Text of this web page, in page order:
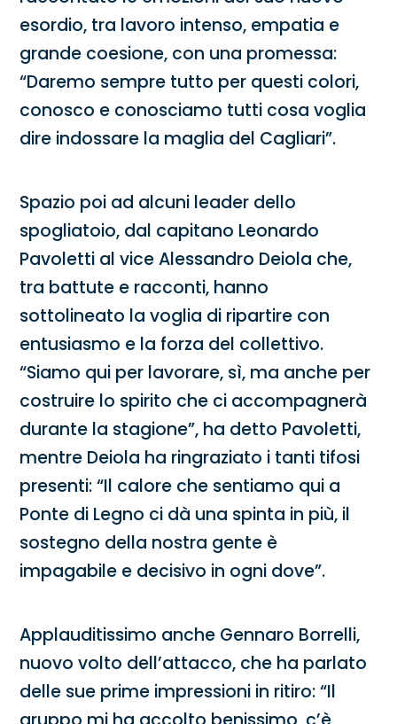
esordio, tra lavoro intenso, empatia e
grande coesione, con una promessa:
“Daremo sempre tutto per questi colori,
conosco e conosciamo tutti cosa voglia
dire indossare la maglia del Cagliari”.
Spazio poi ad alcuni leader dello
spogliatoio, dal capitano Leonardo
Pavoletti al vice Alessandro Deiola che,
tra battute e racconti, hanno
sottolineato la voglia di ripartire con
entusiasmo e la forza del collettivo.
“Siamo qui per lavorare, sì, ma anche per
costruire lo spirito che ci accompagnerà
durante la stagione”, ha detto Pavoletti,
mentre Deiola ha ringraziato i tanti tifosi
presenti: “Il calore che sentiamo qui a
Ponte di Legno ci dà una spinta in più, il
sostegno della nostra gente è
impagabile e decisivo in ogni dove”.
Applauditissimo anche Gennaro Borrelli,
nuovo volto dell’attacco, che ha parlato
delle sue prime impressioni in ritiro: “Il